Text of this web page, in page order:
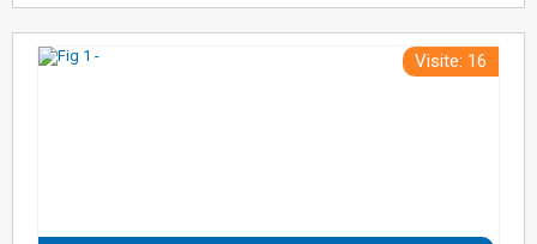
Visite: 16